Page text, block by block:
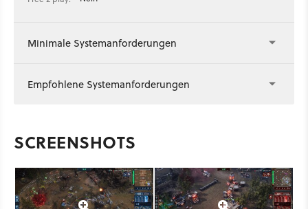
Minimale Systemanforderungen
Empfohlene Systemanforderungen
SCREENSHOTS